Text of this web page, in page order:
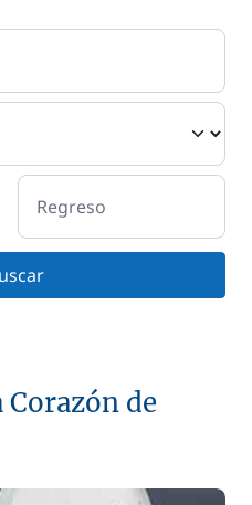
Regreso
de